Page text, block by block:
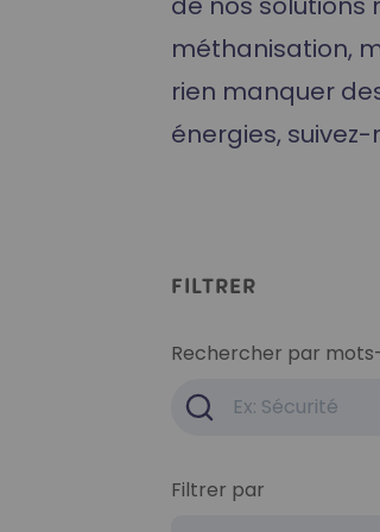
Formation
méthanisation,
rien manquer
énergies,
FILTRER
Rechercher par
Filtrer par